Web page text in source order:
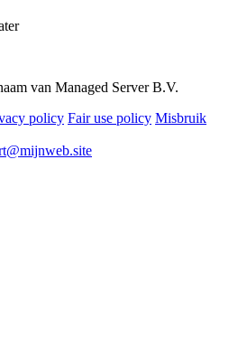
van Managed Server B.V.
policy Fair use policy Misbruik